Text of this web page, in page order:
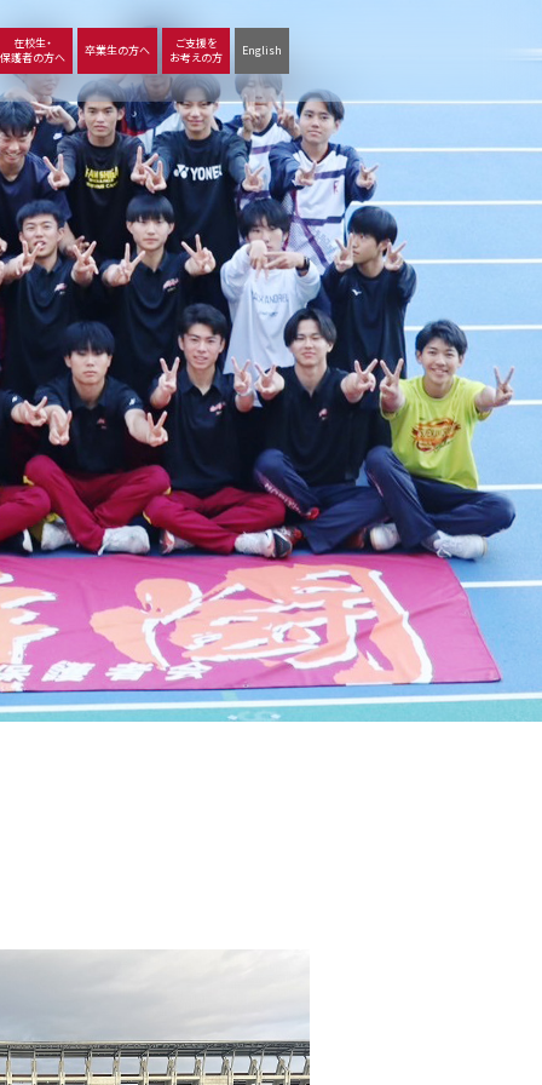
革 動画で見る立命館守山
習 中学校の学び 高等学校の学び
図書館 生徒サポート
在校生・
保護者の方へ
卒業生の方へ
ご支援を
お考えの方
English